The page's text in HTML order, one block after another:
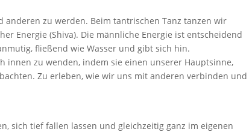
zu werden. Beim tantrischen Tanz tanzen wir
Energie (Shiva). Die männliche Energie ist entscheidend
fließend wie Wasser und gibt sich hin.
innen zu wenden, indem sie einen unserer Hauptsinne,
Zu erleben, wie wir uns mit anderen verbinden und
sich tief fallen lassen und gleichzeitig ganz im eigenen